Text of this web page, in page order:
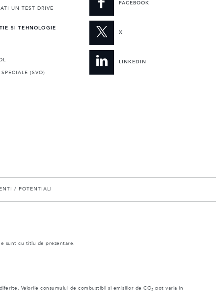
UN TEST DRIVE
SI TEHNOLOGIE
SPECIALE (SVO)
FACEBOOK
X
LINKEDIN
/ POTENTIALI
sunt cu titlu de prezentare.
Valorile consumului de combustibil si emisiilor de CO2 pot varia in